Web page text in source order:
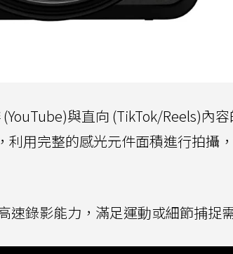
與直向 (TikTok/Reels)內
利用完整的感光元件面積進行拍攝
速錄影能力，滿足運動或細節捕捉